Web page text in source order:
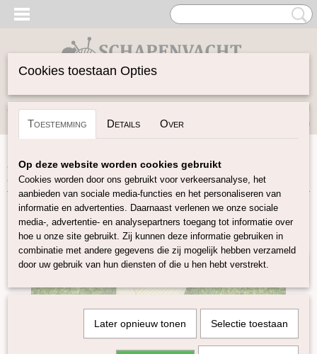
Inloggen Registreren
(0)
Home>Buitenkansjes>100% Merino super chunky garen
Beige OP=OP
40% KORTING
Cookies toestaan Opties
Toestemming Details Over
Op deze website worden cookies gebruikt
Cookies worden door ons gebruikt voor verkeersanalyse, het
aanbieden van sociale media-functies en het personaliseren van
informatie en advertenties. Daarnaast verlenen we onze sociale
media-, advertentie- en analysepartners toegang tot informatie over
hoe u onze site gebruikt. Zij kunnen deze informatie gebruiken in
combinatie met andere gegevens die zij mogelijk hebben verzameld
door uw gebruik van hun diensten of die u hen hebt verstrekt.
Later opnieuw tonen Selectie toestaan